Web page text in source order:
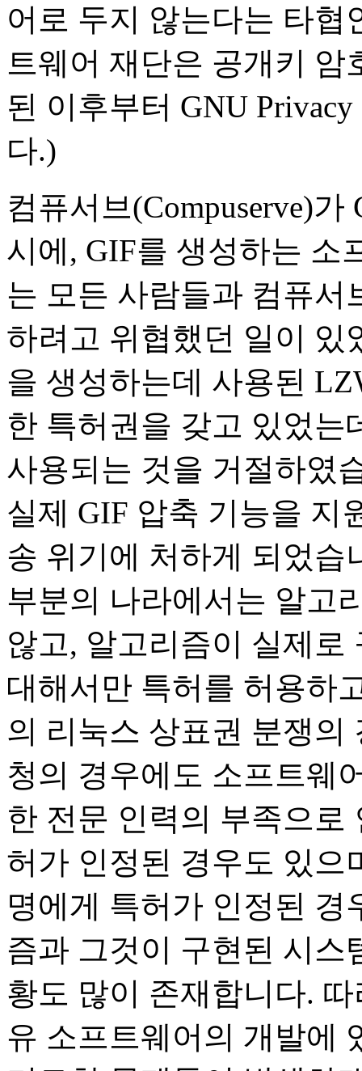
어로 두지 않는다는 타협
트웨어 재단은 공개키 암
된 이후부터 GNU
다.)
컴퓨서브(Compuserve)
시에, GIF를 생성하는 소
는 모든 사람들과 컴퓨서
하려고 위협했던 일이 있
을 생성하는데 사용된
한 특허권을 갖고 있었
사용되는 것을 거절하였
실제 GIF 압축 기능을 지
송 위기에 처하게 되었습
부분의 나라에서는 알고
않고, 알고리즘이 실제
대해서만 특허를 허용하
의 리눅스 상표권 분쟁의
청의 경우에도 소프트웨
한 전문 인력의 부족으로
허가 인정된 경우도 있으
명에게 특허가 인정된
즘과 그것이 구현된 시스
황도 많이 존재합니다.
유 소프트웨어의 개발에